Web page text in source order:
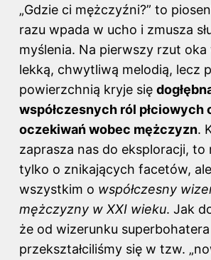
„Gdzie ci mężczyźni?” to
razu wpada w ucho i zmusza
myślenia. Na pierwszy rzut oka
lekką, chwytliwą melodią, lecz
powierzchnią kryje się
współczesnych ról płciowych
oczekiwań wobec mężczyzn.
zaprasza nas do eksploracji, to
tylko o znikających facetów,
wszystkim o współczesny
mężczyzny w XXI wieku. Jak
że od wizerunku
przekształciliśmy się w tzw.